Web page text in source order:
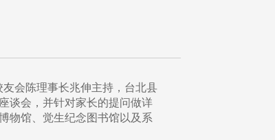
会陈理事长兆伸主持，台北县
谈会，并针对家长的提问做详
物馆、觉生纪念图书馆以及系